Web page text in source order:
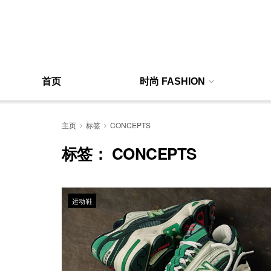
首页 时尚 FASHION
主页 标签 CONCEPTS
标签： CONCEPTS
运动鞋